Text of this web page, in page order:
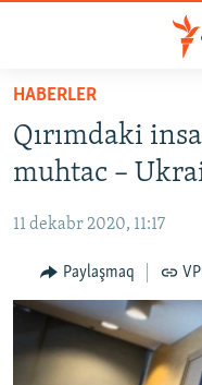
Esas
qaytmaq
Baş
qaytmaq
qaytmaq
HABERLER
SİYASET
CEMİYET
MEDENİYET
İNSAN AQLARI
VİDEO
HABERLER
Qırımdaki
muhtac –
11 dekabr 2020, 11:17
Paylaşmaq